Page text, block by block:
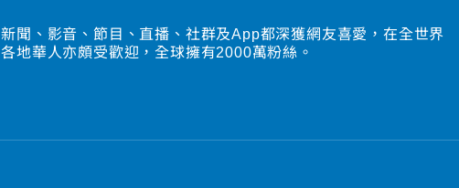
新聞、影音、節目、直播、社群及App都深獲網友喜愛，在全世界
各地華人亦頗受歡迎，全球擁有2000萬粉絲。